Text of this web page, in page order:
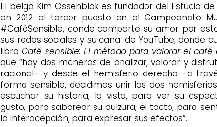
El belga Kim Ossenblok es fundador del Estudio
en 2012 el tercer puesto en el Campeonato
#CaféSensible, donde comparte su amor por
sus redes sociales y su canal de YouTube, donde
libro Café sensible: El método para valorar el
que “hay dos maneras de analizar, valorar y
racional- y desde el hemisferio derecho -a
forma sensible, decidimos unir los dos
escuchar su historia; la vista, para ver su
gusto, para saborear su dulzura; el tacto, para
la interocepción, para expresar sus efectos”.